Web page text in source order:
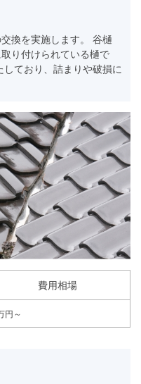
換を実施します。 谷樋
り付けられている樋で
ており、詰まりや破損に
費用相場
円～